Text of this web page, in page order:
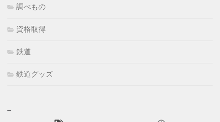
調べもの
資格取得
鉄道
鉄道グッズ